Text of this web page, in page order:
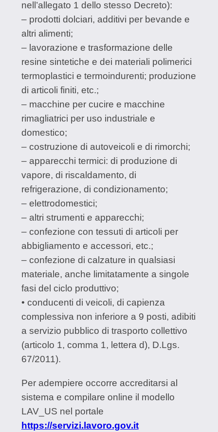
nell’allegato 1 dello stesso Decreto):
– prodotti dolciari, additivi per bevande e
altri alimenti;
– lavorazione e trasformazione delle
resine sintetiche e dei materiali polimerici
termoplastici e termoindurenti; produzione
di articoli finiti, etc.;
– macchine per cucire e macchine
rimagliatrici per uso industriale e
domestico;
– costruzione di autoveicoli e di rimorchi;
– apparecchi termici: di produzione di
vapore, di riscaldamento, di
refrigerazione, di condizionamento;
– elettrodomestici;
– altri strumenti e apparecchi;
– confezione con tessuti di articoli per
abbigliamento e accessori, etc.;
– confezione di calzature in qualsiasi
materiale, anche limitatamente a singole
fasi del ciclo produttivo;
• conducenti di veicoli, di capienza
complessiva non inferiore a 9 posti, adibiti
a servizio pubblico di trasporto collettivo
(articolo 1, comma 1, lettera d), D.Lgs.
67/2011).
Per adempiere occorre accreditarsi al
sistema e compilare online il modello
LAV_US nel portale
https://servizi.lavoro.gov.it